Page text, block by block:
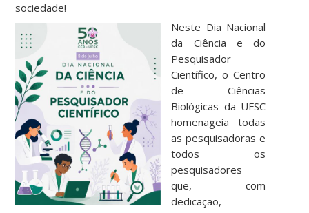
sociedade!
Neste Dia Nacional
da Ciência e do
Pesquisador
Científico, o Centro
de Ciências
Biológicas da UFSC
homenageia todas
as pesquisadoras e
todos os
pesquisadores
que, com
dedicação,